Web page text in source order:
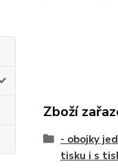
Zboží
- obojky
tisku i s